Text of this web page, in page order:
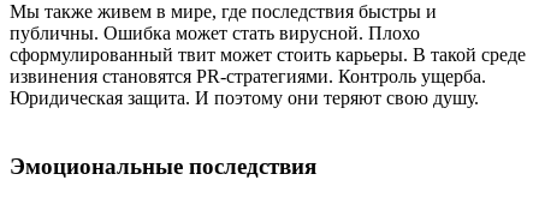
Мы также живем в мире, где последствия быстры и
публичны. Ошибка может стать вирусной. Плохо
сформулированный твит может стоить карьеры. В такой среде
извинения становятся PR-стратегиями. Контроль ущерба.
Юридическая защита. И поэтому они теряют свою душу.
Эмоциональные последствия